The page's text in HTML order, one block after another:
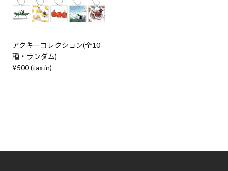
アクキーコレクション(全10
種・ランダム)
¥500 (tax in)